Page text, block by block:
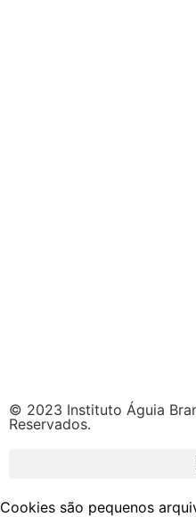
© 2023 Instituto Águia
Reservados.
Cookies são pequenos